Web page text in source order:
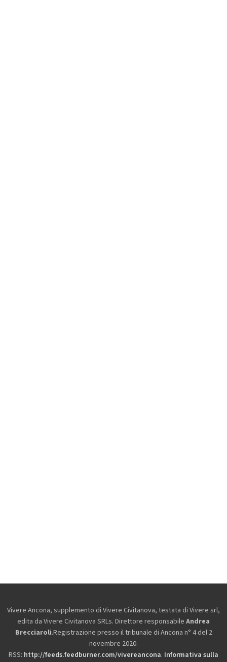
Vivere Ancona, supplemento di Vivere Civitanova, testata di Vivere srl,
edita da Vivere Civitanova SRLs. Direttore responsabile Andrea
Brecciaroli.Registrazione presso il tribunale di Ancona n° 4 del 2
novembre 2020.
RSS: http://feeds.feedburner.com/vivereancona. Informativa sulla